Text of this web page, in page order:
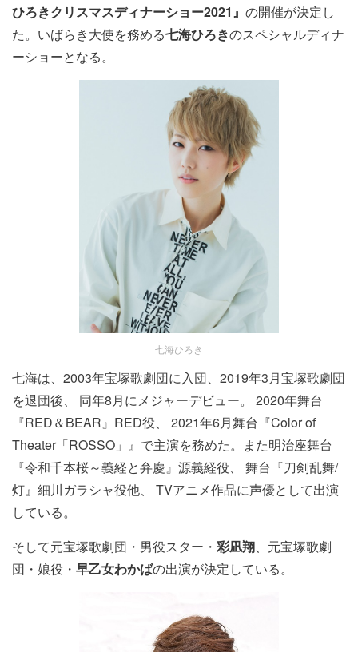
ひろきクリスマスディナーショー2021』 の開催が決定し
た。いばらき大使を務める七海ひろきのスペシャルディナ
ーショーとなる。
七海ひろき
七海は、 2003年宝塚歌劇団に入団、2019年3月宝塚歌劇団
を退団後、 同年8月にメジャーデビュー。 2020年舞台
『RED＆BEAR』RED役、 2021年6月舞台『Color of
Theater「ROSSO」』で主演を務めた。また明治座舞台
『令和千本桜～義経と弁慶』源義経役、 舞台『刀剣乱舞/
灯』細川ガラシャ役他、 TVアニメ作品に声優として出演
している。
そして元宝塚歌劇団・男役スター・ 彩凪翔、元宝塚歌劇
団・娘役・ 早乙女わかばの出演が決定している。